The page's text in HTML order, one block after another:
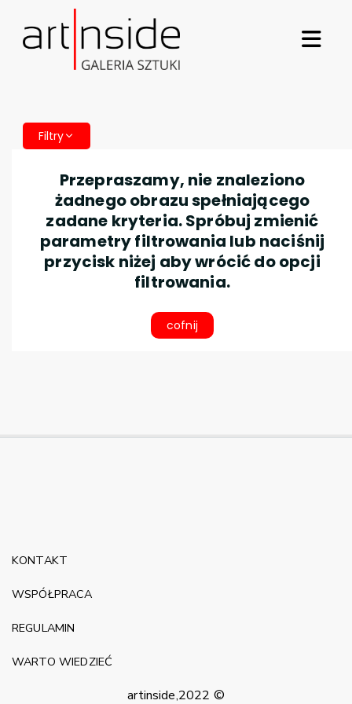
Filtry
Przepraszamy, nie znaleziono
żadnego obrazu spełniającego
zadane kryteria. Spróbuj zmienić
parametry filtrowania lub naciśnij
przycisk niżej aby wrócić do opcji
filtrowania.
cofnij
artinside,2022 ©
KONTAKT
WSPÓŁPRACA
REGULAMIN
WARTO WIEDZIEĆ